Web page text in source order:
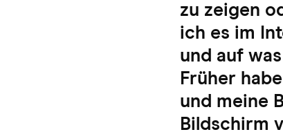
zu zeigen
ich es im
und auf
Früher
und meine
Bildschirm